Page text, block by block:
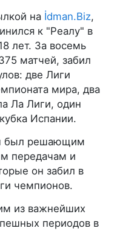
на İdman.Biz,
к "Реалу" в
лет. За восемь
матчей, забил
две Лиги
мира, два
Ла Лиги, один
Испании.
был решающим
передачам и
он забил в
чемпионов.
из важнейших
периодов в